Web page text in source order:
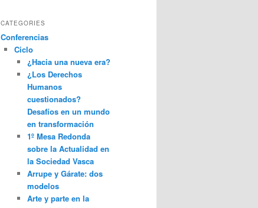
CATEGORIES
Conferencias
Ciclo
¿Hacia una nueva era?
¿Los Derechos
Humanos
cuestionados?
Desafíos en un mundo
en transformación
1º Mesa Redonda
sobre la Actualidad en
la Sociedad Vasca
Arrupe y Gárate: dos
modelos
Arte y parte en la